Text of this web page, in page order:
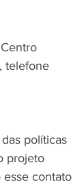
telefone
políticas
projeto
esse contato